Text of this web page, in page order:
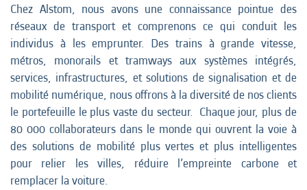
Chez Alstom, nous avons une connaissance pointue des
réseaux de transport et comprenons ce qui conduit les
individus à les emprunter. Des trains à grande vitesse,
métros, monorails et tramways aux systèmes intégrés,
services, infrastructures, et solutions de signalisation et de
mobilité numérique, nous offrons à la diversité de nos clients
le portefeuille le plus vaste du secteur. Chaque jour, plus de
80 000 collaborateurs dans le monde qui ouvrent la voie à
des solutions de mobilité plus vertes et plus intelligentes
pour relier les villes, réduire l’empreinte carbone et
remplacer la voiture.